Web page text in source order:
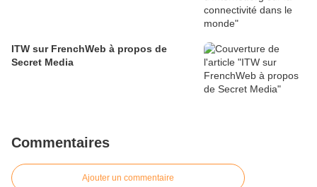
ITW sur FrenchWeb à propos de
Secret Media
Commentaires
Ajouter un commentaire